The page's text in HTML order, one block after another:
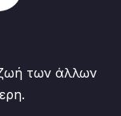
ζωή των άλλων